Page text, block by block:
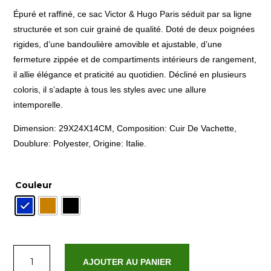
Épuré et raffiné, ce sac Victor & Hugo Paris séduit par sa ligne
structurée et son cuir grainé de qualité. Doté de deux poignées
rigides, d’une bandoulière amovible et ajustable, d’une
fermeture zippée et de compartiments intérieurs de rangement,
il allie élégance et praticité au quotidien. Décliné en plusieurs
coloris, il s’adapte à tous les styles avec une allure
intemporelle.
Dimension: 29X24X14CM, Composition: Cuir De Vachette,
Doublure: Polyester, Origine: Italie.
Couleur
AJOUTER AU PANIER